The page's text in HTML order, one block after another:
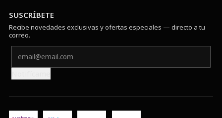
SUSCRÍBETE
Recibe novedades exclusivas y ofertas especiales — directo a tu
correo.